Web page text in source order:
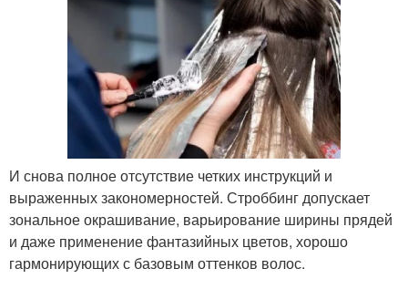
И снова полное отсутствие четких инструкций и
выраженных закономерностей. Строббинг допускает
зональное окрашивание, варьирование ширины прядей
и даже применение фантазийных цветов, хорошо
гармонирующих с базовым оттенков волос.